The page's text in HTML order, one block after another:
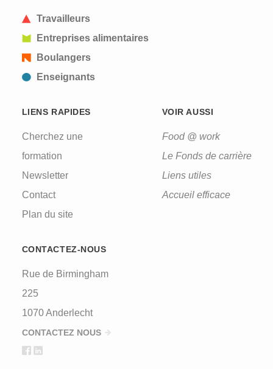
Travailleurs
Entreprises alimentaires
Boulangers
Enseignants
LIENS RAPIDES
Cherchez une
formation
Newsletter
Contact
Plan du site
VOIR AUSSI
Food @ work
Le Fonds de carrière
Liens utiles
Accueil efficace
CONTACTEZ-NOUS
Rue de Birmingham
225
1070 Anderlecht
CONTACTEZ NOUS